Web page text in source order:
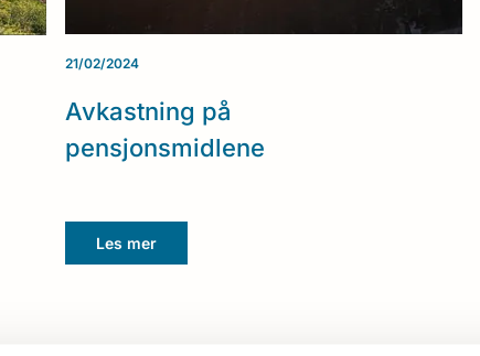
21/02/2024
Avkastning på
pensjonsmidlene
Les mer